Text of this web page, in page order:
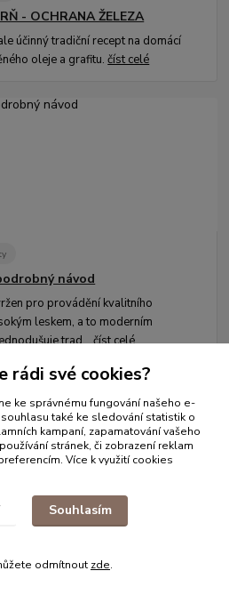
- OCHRANA ŽELEZA
účinný tradiční recept na domácí
oleje a grafitu.číst celé
návod
pro provádění kvalitního
leskem, a to moderním
trad...číst celé
články
rádi své cookies?
ke správnému fungování našeho e-
také ke sledování statistik o
kampaní, zapamatování vašeho
stránek, či zobrazení reklam
Více k využití cookies
Souhlasím
odmítnout zde.